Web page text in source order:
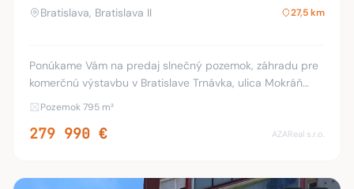
Bratislava, Bratislava II 27,5 km
Ponúkame Vám na predaj slnečný pozemok, záhradu pre
komerčnú výstavbu v Bratislave Trnávka, ulica Mokráň
Záhon. Pozemok je udržiavaná záhrada s výmerou 795m2.
Pozemok 795 m²
279 990 € AZAReal s.r.o.